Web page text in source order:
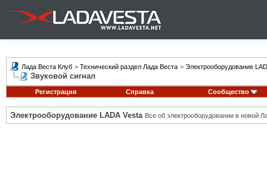
Лада Веста Клуб > Технический раздел Лада Веста > Электрооборудование
Звуковой сигнал
Регистрация Справка Сообщество
Электрооборудование LADA Vesta Все об электрооборудовании в новой